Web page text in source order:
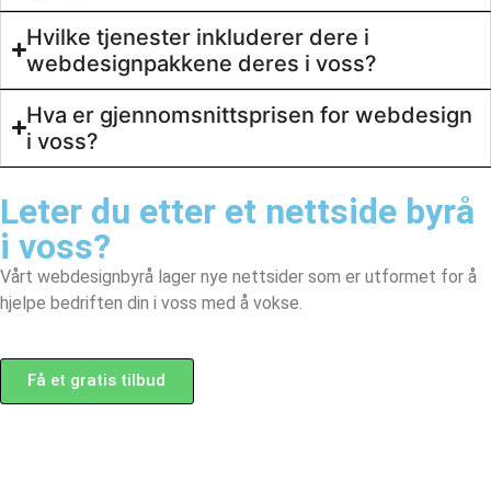
Hvilke tjenester inkluderer dere i
webdesignpakkene deres i voss?
Hva er gjennomsnittsprisen for webdesign
i voss?
Leter du etter et nettside byrå
i voss?
Vårt webdesignbyrå lager nye nettsider som er utformet for å
hjelpe bedriften din i voss med å vokse.
Få et gratis tilbud
Behandle ditt samtykke
For å gi best mulig opplevelse bruker vi
informasjonskapsler for å lagre eller få tilgang til
Nødvendig
Preferanser
Markedsføring